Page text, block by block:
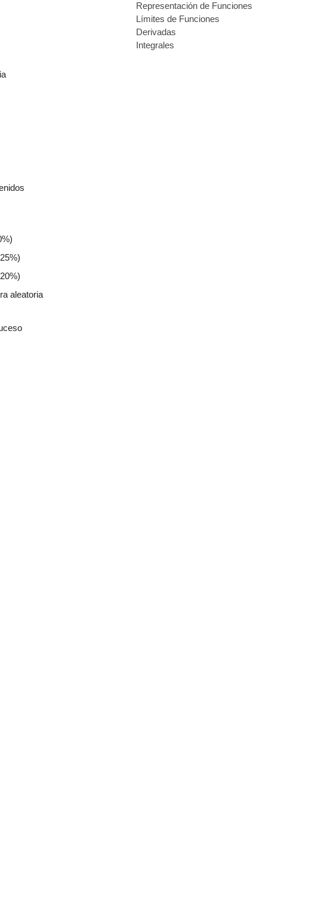
a
aleatoria
Representación de Funciones
Límites de Funciones
Derivadas
Integrales